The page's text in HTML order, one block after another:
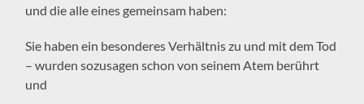
und die alle eines gemeinsam haben:
Sie haben ein besonderes Verhältnis zu und mit dem Tod
– wurden sozusagen schon von seinem Atem berührt
und